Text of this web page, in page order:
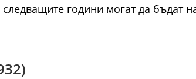
години могат да бъдат